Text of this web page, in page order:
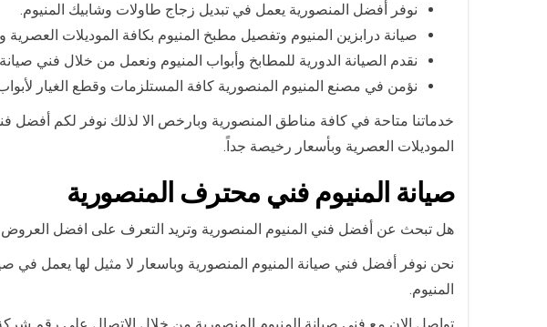
نوفر أفضل المنصورية يعمل في تبديل زجاج طاولات وشابيك المنيوم.
صيانة درابزين المنيوم وتفصيل مطبخ المنيوم بكافة الموديلات العصرية
نقدم الصيانة الدورية للمطابخ وأبواب المنيوم ونعمل من خلال فني
نؤمن في مصنع المنيوم المنصورية كافة المستلزمات وقطع الغيار
الموديلات العصرية وبأسعار رخيصة جداً.
صيانة المنيوم فني محترف المنصورية
هل تبحث عن أفضل فني المنيوم المنصورية وتريد التعرف على افضل العروض
نحن نوفر أفضل فني صيانة المنيوم المنصورية وباسعار لا مثيل لها يعمل في
المنيوم.